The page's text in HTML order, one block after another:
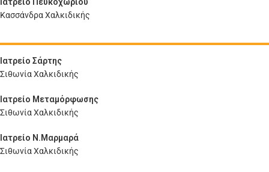
Ιατρείο Πευκοχωρίου
Κασσάνδρα Χαλκιδικής
Ιατρείο Σάρτης
Σιθωνία Χαλκιδικής
Ιατρείο Μεταμόρφωσης
Σιθωνία Χαλκιδικής
Ιατρείο Ν.Μαρμαρά
Σιθωνία Χαλκιδικής